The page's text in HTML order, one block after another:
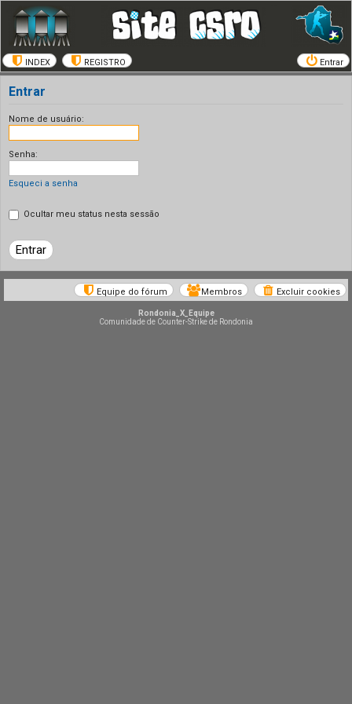
INDEX REGISTRO Entrar
Entrar
Nome de usuário:
Senha:
Esqueci a senha
Ocultar meu status nesta sessão
Excluir cookies
Membros
Equipe do fórum
Rondonia_X_Equipe
Comunidade de Counter-Strike de Rondonia